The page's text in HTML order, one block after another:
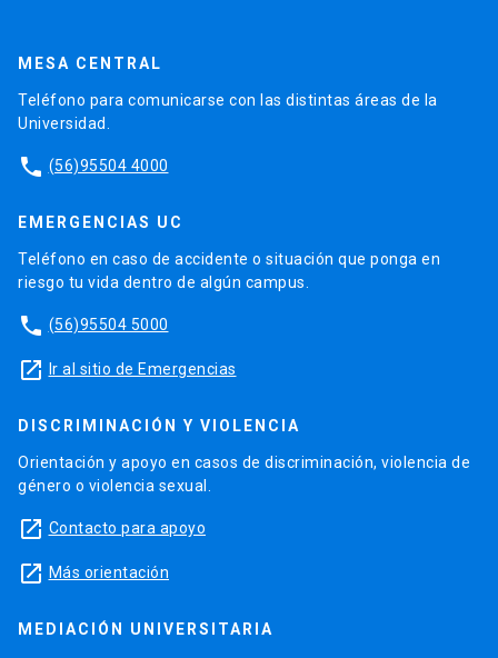
MESA CENTRAL
Teléfono para comunicarse con las distintas áreas de la
Universidad.
phone (56)95504 4000
EMERGENCIAS UC
Teléfono en caso de accidente o situación que ponga en
riesgo tu vida dentro de algún campus.
phone (56)95504 5000
launch Ir al sitio de Emergencias
DISCRIMINACIÓN Y VIOLENCIA
Orientación y apoyo en casos de discriminación, violencia de
género o violencia sexual.
launch Contacto para apoyo
launch Más orientación
MEDIACIÓN UNIVERSITARIA